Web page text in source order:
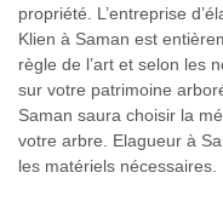
propriété. L’entreprise
Klien à Saman est
règle de l’art et selon les
sur votre patrimoine
Saman saura choisir la
votre arbre. Elagueur à
les matériels nécessaires.